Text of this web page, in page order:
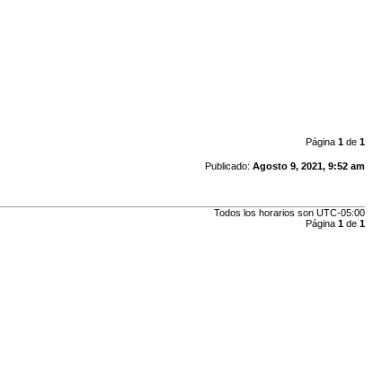
Página 1de 1
Publicado: Agosto 9, 2021, 9:52 am
Todos los horarios son UTC-05:00
Página 1de 1